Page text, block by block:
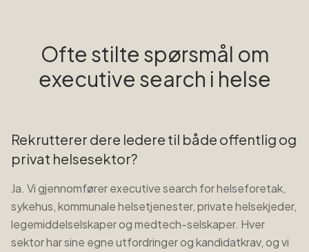
Ofte stilte spørsmål om
executive search i helse
Rekrutterer dere ledere til både offentlig og
privat helsesektor?
Ja. Vi gjennomfører executive search for helseforetak,
sykehus, kommunale helsetjenester, private helsekjeder,
legemiddelselskaper og medtech-selskaper. Hver
sektor har sine egne utfordringer og kandidatkrav, og vi